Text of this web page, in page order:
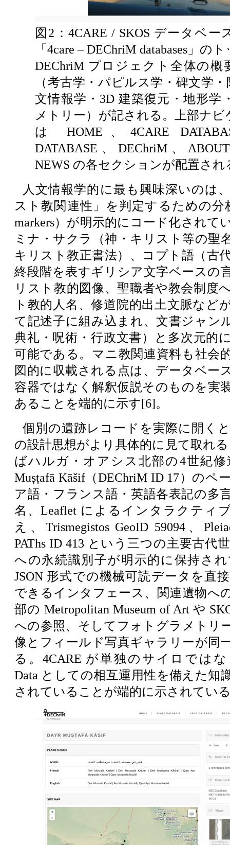
図2：4CARE / SKOS データベー
「4care – DEChriM databases」の
DEChriM プロジェクト全体の概
（考古学・パピルス学・碑文学
文情報学・3D 建築復元・地形学
メトリー）が記される。上部ナ
は HOME、4CARE
DATABASE、DEChriM、
NEWS の各セクションが配置され
人文情報学的に最も興味深いのは
スト教関連性」を判定するための分
markers）が明示的にコード化されて
ミナ・サクラ（神・キリスト等の聖
キリスト教正書法）、コプト語（古
終段階を表すギリシア文字ベースの
リスト教的図像、聖職者や教会制度
ト教的人名、修道院的出土文脈など
て記述子に組み込まれ、文書ジャン
典礼・呪術・行政文書）と多次元的
可能である。マニ教関連資料も社会
図的に収載される点は、データベー
容器ではなく解釈仮説そのものを実
あることを端的に示す[6]。
個別の遺跡レコードを実際に開く
の設計思想がより具体的に見て取れ
ばハルガ・オアシス北部の4世紀修
Muṣṭafā Kāšif（DEChriM ID 17）のペ
ア語・フランス語・英語各表記の多
名、Leaflet によるインタラクティ
え、Trismegistos GeoID 59094、
PAThs ID 413 という三つの主要古代
への永続識別子が明示的に保持さ
JSON 形式での機械可読データを直
できるインタフェース、関連遺物へ
部の Metropolitan Museum of Art や
への参照、そしてフォトグラメトリ
像とフィールド写真ギャラリーが同
る。4CARE が単独のサイロではな
Data としての相互運用性を備えた知
されていることが端的に示されてい